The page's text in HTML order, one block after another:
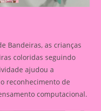
Bandeiras, as crianças
coloridas seguindo
ajudou a
reconhecimento de
computacional.